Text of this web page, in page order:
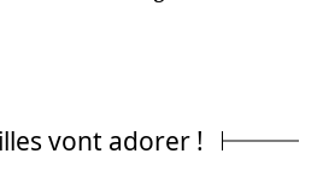
vont adorer !